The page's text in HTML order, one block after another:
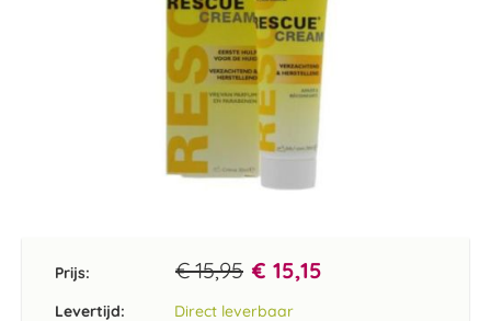
Prijs: € 15,95 € 15,15
Levertijd: Direct leverbaar
begin